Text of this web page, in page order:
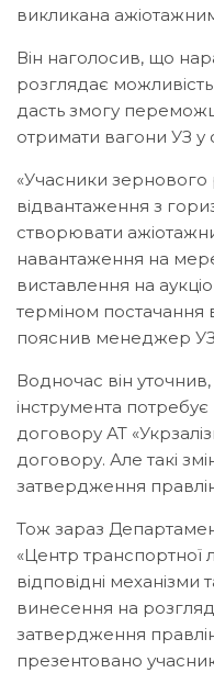
викликана
Він наголосив, що
розглядає
дасть змогу
отримати вагони УЗ у
«Учасники зернового
відвантаження з
створювати
навантаження на
виставлення на
терміном постачання
пояснив менеджер
Водночас він
інструмента
договору АТ
договору. Але такі
затвердження
Тож зараз
«Центр транспортної
відповідні механізми
винесення на
затвердження
презентовано